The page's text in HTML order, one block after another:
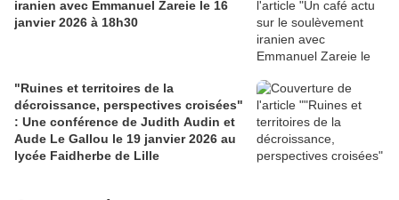
iranien avec Emmanuel Zareie le 16
janvier 2026 à 18h30
"Ruines et territoires de la
décroissance, perspectives croisées"
: Une conférence de Judith Audin et
Aude Le Gallou le 19 janvier 2026 au
lycée Faidherbe de Lille